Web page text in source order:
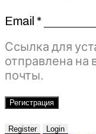
Email *
Ссылка для
отправлена ​​на
почты.
Регистрация
Register Login